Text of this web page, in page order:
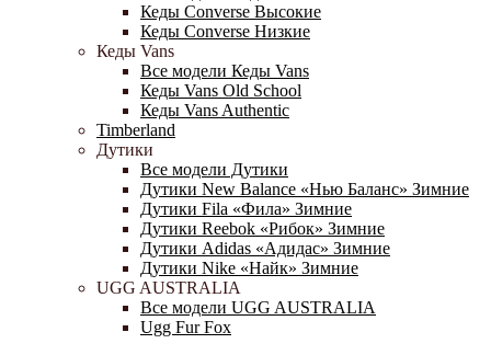
Кеды Converse Высокие
Кеды Converse Низкие
Кеды Vans
Все модели Кеды Vans
Кеды Vans Old School
Кеды Vans Authentic
Timberland
Дутики
Все модели Дутики
Дутики New Balance «Нью Баланс» Зимние
Дутики Fila «Фила» Зимние
Дутики Reebok «Рибок» Зимние
Дутики Adidas «Адидас» Зимние
Дутики Nike «Найк» Зимние
UGG AUSTRALIA
Все модели UGG AUSTRALIA
Ugg Fur Fox